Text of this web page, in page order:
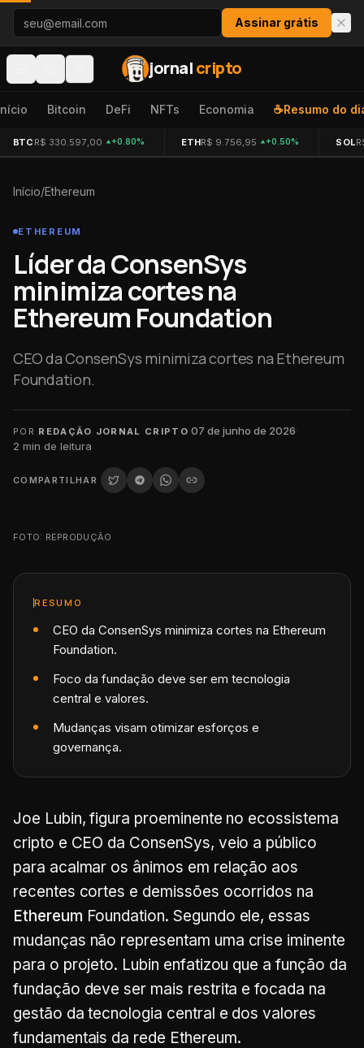
Pular para o conteúdo
Assinar grátis
jornalcripto
Bitcoin DeFi NFTs Economia ☕Resumo do
BTC R$ 330.597,00 +0.80% ETHR$ 9.756,95 +0.50% SOL
Início/Ethereum
ETHEREUM
Líder da ConsenSys
minimiza cortes na
Ethereum Foundation
CEO da ConsenSys minimiza cortes na Ethereum
Foundation.
POR REDAÇÃO JORNAL CRIPTO·07 de junho de 2026·
2 min de leitura
COMPARTILHAR
FOTO: REPRODUÇÃO
RESUMO
CEO da ConsenSys minimiza cortes na Ethereum
Foundation.
Foco da fundação deve ser em tecnologia
central e valores.
Mudanças visam otimizar esforços e
governança.
Joe Lubin, figura proeminente no ecossistema
cripto e CEO da ConsenSys, veio a público
para acalmar os ânimos em relação aos
recentes cortes e demissões ocorridos na
Ethereum Foundation. Segundo ele, essas
mudanças não representam uma crise iminente
para o projeto. Lubin enfatizou que a função da
fundação deve ser mais restrita e focada na
gestão da tecnologia central e dos valores
fundamentais da rede Ethereum.